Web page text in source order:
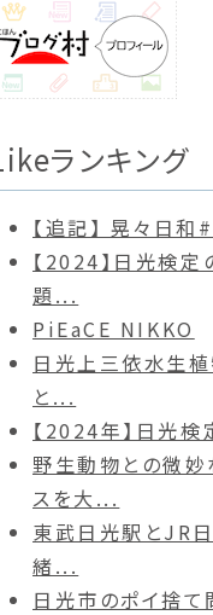
ランキング
【追記】 晃々日
【2024】日光検定
題...
PiEaCE NIKKO
日光上三依水生植
と...
【2024年】日光検
野生動物との微妙
スを大...
東武日光駅とJR
緒...
日光市のポイ捨て